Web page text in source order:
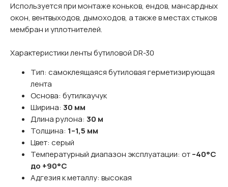
Используется при монтаже коньков, ендов, мансардных
окон, вентвыходов, дымоходов, а также в местах стыков
мембран и уплотнителей.
Характеристики ленты бутиловой DR-30
Тип: самоклеящаяся бутиловая герметизирующая
лента
Основа: бутилкаучук
Ширина: 30 мм
Длина рулона: 30 м
Толщина: 1–1,5 мм
Цвет: серый
Температурный диапазон эксплуатации: от–40°C
до +90°C
Адгезия к металлу: высокая